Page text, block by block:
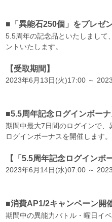
■「異能石250個」をプレゼ
5.5周年の記念品といたしまして
ントいたします。
【受取期間】
2023年6月13日(火)17:00 ～
■5.5周年記念ログインボーナ
期間中最大7日間のログインで
ログインボーナスを開催します。
【「5.5周年記念ログインボ
2023年6月14日(水)07:00 ～
■消費AP1/2キャンペーン開
期間中の異能力バトル・曜日イ